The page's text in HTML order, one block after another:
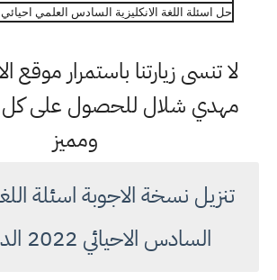
حل اسئلة اللغة الانكليزية السادس العلمي احيائي 2022 الدور الاول
لا تنسى زيارتنا باستمرار موقع
مهدي شلال للحصول على
ومميز
تنزيل نسخة الاجوبة اسئلة
السادس الاحيائي 2022 الدور الاول